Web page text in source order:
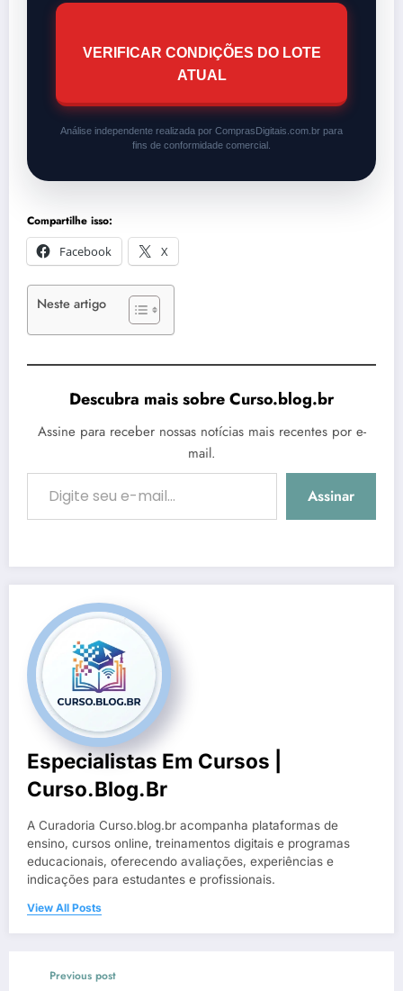
VERIFICAR CONDIÇÕES DO LOTE
ATUAL
Análise independente realizada por ComprasDigitais.com.br para
fins de conformidade comercial.
Compartilhe isso:
Facebook
X
Neste artigo
Descubra mais sobre Curso.blog.br
Assine para receber nossas notícias mais recentes por e-
mail.
Digite seu e-mail…
Assinar
Especialistas Em Cursos |
Curso.blog.br
A Curadoria Curso.blog.br acompanha plataformas de
ensino, cursos online, treinamentos digitais e programas
educacionais, oferecendo avaliações, experiências e
indicações para estudantes e profissionais.
View All Posts
Previous post